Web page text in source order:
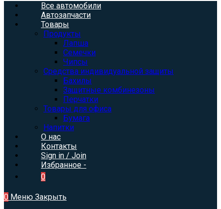
Все автомобили
Автозапчасти
Товары
Продукты
Лапша
Семечки
Чипсы
Средства индивидуальной защиты
Бахилы
Защитные комбинезоны
Перчатки
Товары для офиса
Бумага
Напитки
О нас
Контакты
Sign in / Join
Избранное -
0
0 Меню Закрыть